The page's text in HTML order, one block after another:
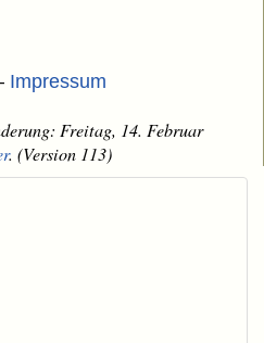
Impressum
Freitag, 14. Februar
. (Version 113)